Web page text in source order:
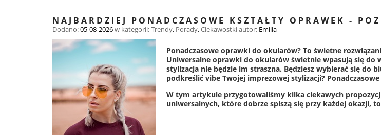
NAJBARDZIEJ PONADCZASOWE KSZTAŁTY OPRAWEK -
Dodano:05-08-2026w kategorii:Trendy, Porady,Ciekawostkiautor: Emilia
Ponadczasowe oprawki do okularów? To świetne
Uniwersalne oprawki do okularów świetnie wpasują się
stylizacja nie będzie im straszna. Będziesz wybierać się do
podkreślić vibe Twojej imprezowej stylizacji?
W tym artykule przygotowaliśmy kilka ciekawych
uniwersalnych, które dobrze spiszą się przy każdej okazji,